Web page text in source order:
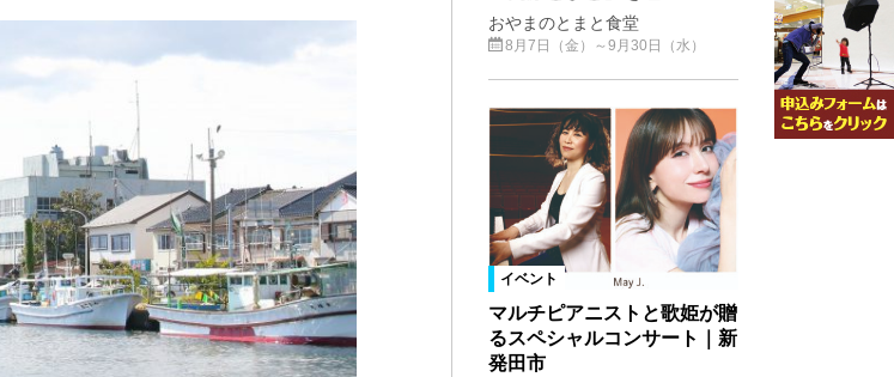
おやまのとまと食堂
8月7日（金）～9月30日（水）
イベント
マルチピアニストと歌姫が贈
るスペシャルコンサート｜新
発田市